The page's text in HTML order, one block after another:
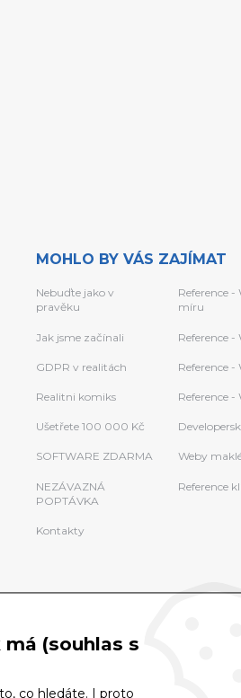
MOHLO BY VÁS ZAJÍMAT
Nebuďte jako v
pravěku
Reference -
míru
Jak jsme začínali Reference -
GDPR v realitách Reference -
Realitni komiks Reference -
Ušetřete 100 000 Kč
SOFTWARE ZDARMA Weby
NEZÁVAZNÁ
POPTÁVKA
Reference
Kontakty
Podpora Poski.com
(souhlas s
co hledáte. I proto